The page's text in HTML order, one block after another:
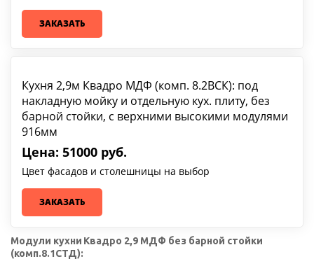
ЗАКАЗАТЬ
Кухня 2,9м Квадро МДФ (комп. 8.2ВСК): под
накладную мойку и отдельную кух. плиту, без
барной стойки, с верхними высокими модулями
916мм
Цена: 51000 руб.
Цвет фасадов и столешницы на выбор
ЗАКАЗАТЬ
Модули кухни Квадро 2,9 МДФ без барной стойки
(комп.8.1СТД):